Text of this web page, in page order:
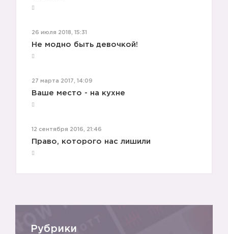
26 июля 2018, 15:31
Не модно быть девочкой!
27 марта 2017, 14:09
Ваше место - на кухне
12 сентября 2016, 21:46
Право, которого нас лишили
Рубрики